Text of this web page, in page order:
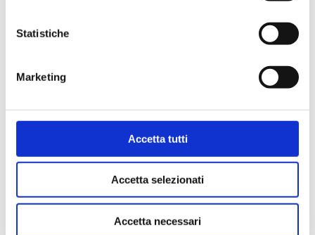
Statistiche
Marketing
Accetta tutti
Accetta selezionati
Accetta necessari
Strutture
HERMITAGE – HEA017
Strutture
MONO – ACM041